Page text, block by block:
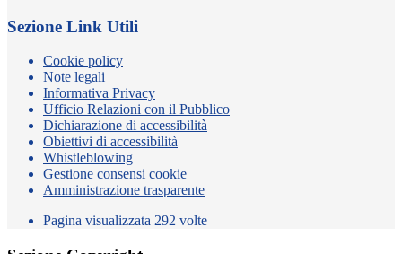
Sezione Link Utili
Cookie policy
Note legali
Informativa Privacy
Ufficio Relazioni con il Pubblico
Dichiarazione di accessibilità
Obiettivi di accessibilità
Whistleblowing
Gestione consensi cookie
Amministrazione trasparente
Pagina visualizzata 292 volte